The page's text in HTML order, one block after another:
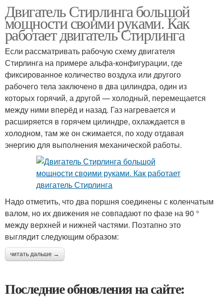
Двигатель Стирлинга большой
мощности своими руками. Как
работает двигатель Стирлинга
Если рассматривать рабочую схему двигателя
Стирлинга на примере альфа-конфигурации, где
фиксированное количество воздуха или другого
рабочего тела заключено в два цилиндра, один из
которых горячий, а другой — холодный, перемещается
между ними вперёд и назад. Газ нагревается и
расширяется в горячем цилиндре, охлаждается в
холодном, там же он сжимается, по ходу отдавая
энергию для выполнения механической работы.
Надо отметить, что два поршня соединены с коленчатым
валом, но их движения не совпадают по фазе на 90 °
между верхней и нижней частями. Поэтапно это
выглядит следующим образом:
читать дальше →
Последние обновления на сайте: